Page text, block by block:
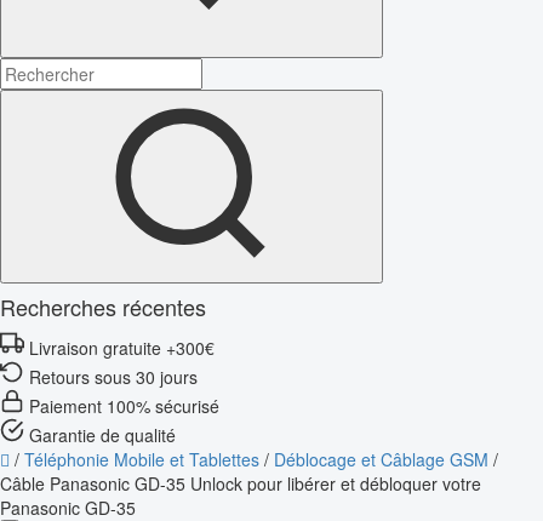
Recherches récentes
Livraison gratuite +300€
Retours sous 30 jours
Paiement 100% sécurisé
Garantie de qualité
/ Téléphonie Mobile et Tablettes / Déblocage et Câblage GSM /
Câble Panasonic GD-35 Unlock pour libérer et débloquer votre
Panasonic GD-35